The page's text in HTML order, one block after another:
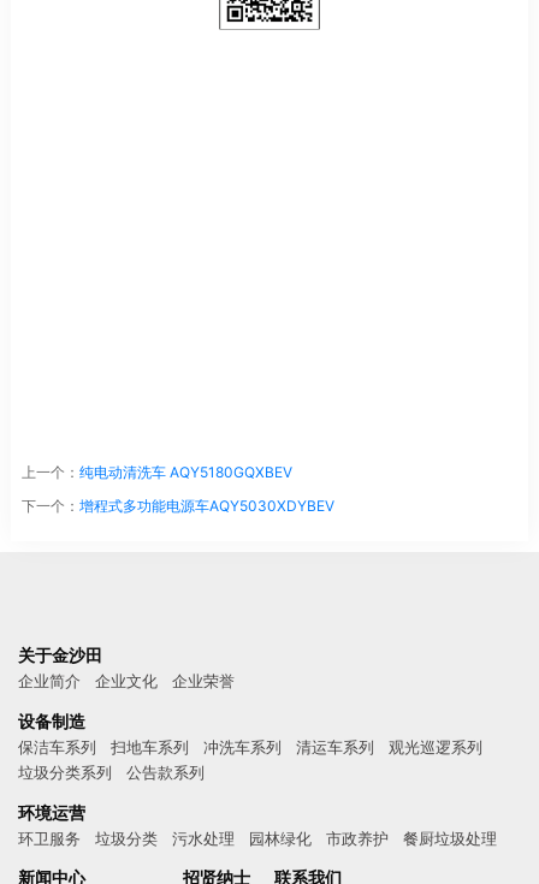
上一个： 纯电动清洗车 AQY5180GQXBEV
下一个： 增程式多功能电源车AQY5030XDYBEV
关于金沙田
企业简介 企业文化 企业荣誉
设备制造
保洁车系列 扫地车系列 冲洗车系列 清运车系列
观光巡逻系列
垃圾分类系列
公告款系列
环境运营
环卫服务 垃圾分类 污水处理 园林绿化 市政养护 餐厨垃圾处理
新闻中心 招贤纳士 联系我们